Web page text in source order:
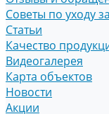
Советы по уходу
Статьи
Качество
Видеогалерея
Карта объектов
Новости
Акции